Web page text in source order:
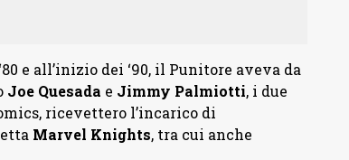
e all’inizio dei ‘90, il Punitore aveva da
Joe Quesada e Jimmy Palmiotti, i due
ricevettero l’incarico di
Marvel Knights, tra cui anche